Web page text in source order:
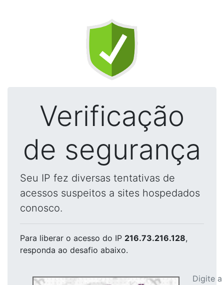
Verificação
de segurança
Seu IP fez diversas tentativas de
acessos suspeitos a sites hospedados
conosco.
Para liberar o acesso do IP 216.73.216.128,
responda ao desafio abaixo.
Digite